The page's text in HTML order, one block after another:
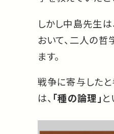
しかし中島先生は
おいて、二人の
ます。
戦争に寄与した
は、 「種の論理」と